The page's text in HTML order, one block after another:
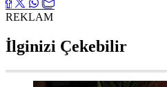
REKLAM
İlginizi Çekebilir